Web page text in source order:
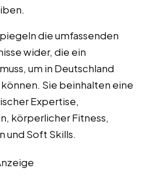
die umfassenden
wider, die ein
um in Deutschland
Sie beinhalten eine
Expertise,
körperlicher Fitness,
und Soft Skills.